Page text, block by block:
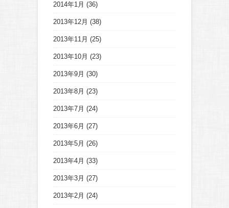
2014年1月 (36)
2013年12月 (38)
2013年11月 (25)
2013年10月 (23)
2013年9月 (30)
2013年8月 (23)
2013年7月 (24)
2013年6月 (27)
2013年5月 (26)
2013年4月 (33)
2013年3月 (27)
2013年2月 (24)